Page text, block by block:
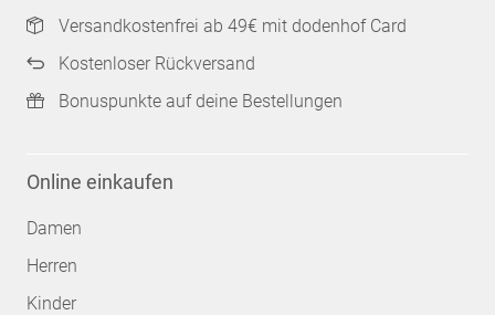
Versandkostenfrei ab 49€ mit dodenhof Card
Kostenloser Rückversand
Bonuspunkte auf deine Bestellungen
Online einkaufen
Damen
Herren
Kinder